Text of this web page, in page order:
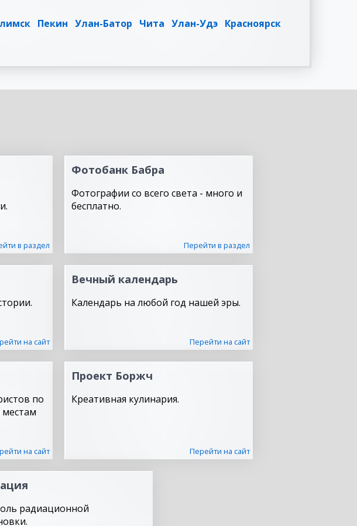
Пекин Улан-Батор Чита Улан-Удэ Красноярск
в раздел
Фотобанк Бабра
Фотографии со всего света - много и
бесплатно.
Перейти в раздел
на сайт
Вечный календарь
Календарь на любой год нашей эры.
Перейти на сайт
по
на сайт
Проект Боржч
Креативная кулинария.
Перейти на сайт
радиационной